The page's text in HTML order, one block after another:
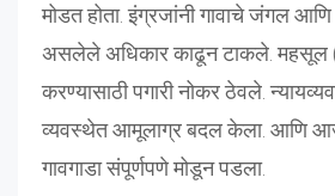
मोडत होता. इंग्रजांनी गावाचे जंगल आणि
असलेले अधिकार काढून टाकले. महसूल
करण्यासाठी पगारी नोकर ठेवले.
व्यवस्थेत आमूलाग्र बदल केला. आणि आज
गावगाडा संपूर्णपणे मोडून पडला.